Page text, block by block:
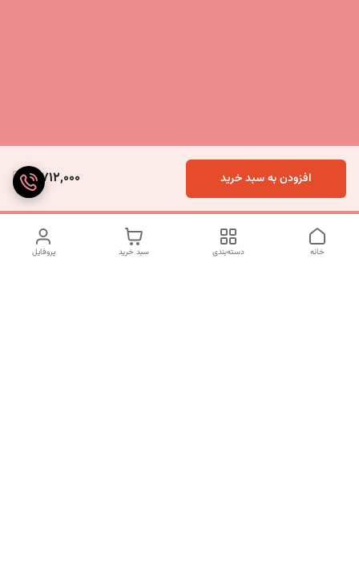
3,712,000 افزودن به سبد خرید
پروفایل سبد خرید دسته‌بندی خانه